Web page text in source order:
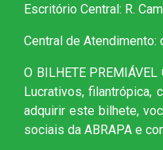
Escritório Central: R.
Central de
O BILHETE
Lucrativos, filantrópica,
adquirir este bilhete,
sociais da ABRAPA e